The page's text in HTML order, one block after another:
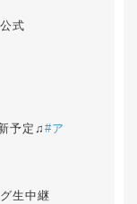
式
予定♫ #ア
生中継